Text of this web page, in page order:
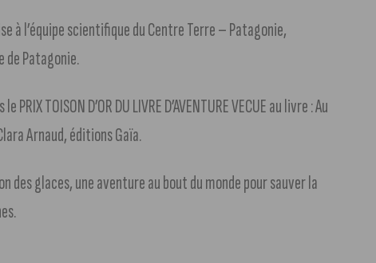
à l’équipe scientifique du Centre Terre – Patagonie,
de Patagonie.
TOISON D’OR DU LIVRE D’AVENTURE VECUE au livre : Au
Arnaud, éditions Gaïa.
des glaces, une aventure au bout du monde pour sauver la